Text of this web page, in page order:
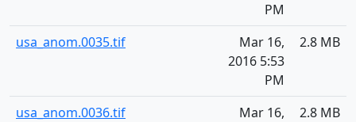
PM
usa_anom.0035.tif
Mar 16,
2016 5:53
PM
2.8 MB
usa_anom.0036.tif
Mar 16,
2.8 MB